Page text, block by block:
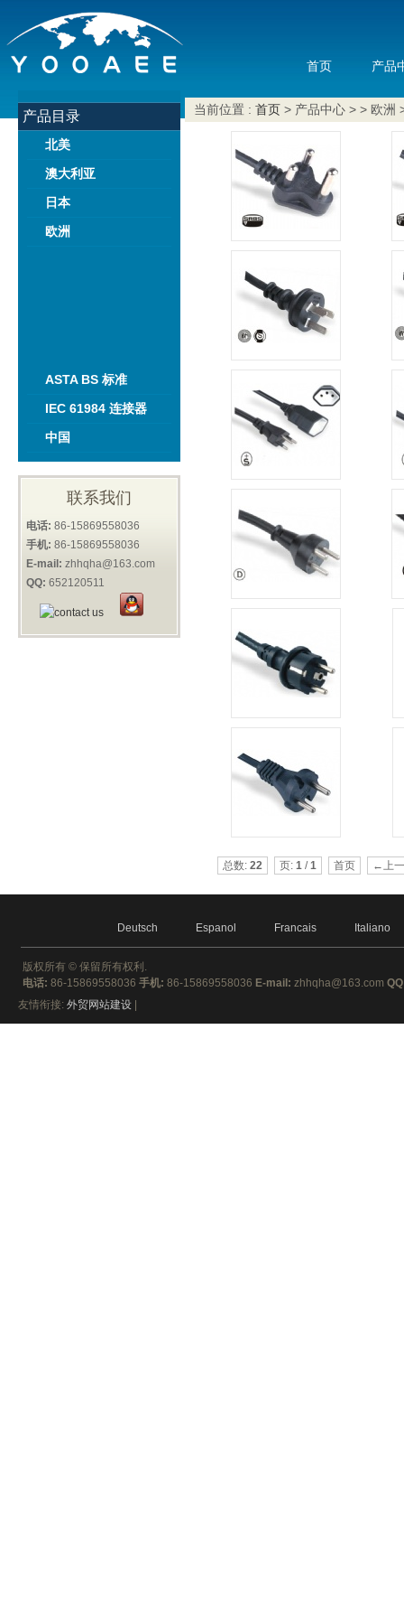
首页 产品
产品目录
北美
澳大利亚
日本
欧洲
ASTA BS 标准
IEC 61984 连接器
中国
联系我们
电话: 86-15869558036
手机: 86-15869558036
E-mail: zhhqha@163.com
QQ: 652120511
当前位置 : 首页 > 产品中心 > > 欧洲
总数: 22 页: 1/1 首页 ←上
Deutsch Espanol Francais Italiano
版权所有 © 保留所有权利.
电话: 86-15869558036 手机: 86-15869558036 E-mail: zhhqha@163.com
友情衔接: 外贸网站建设